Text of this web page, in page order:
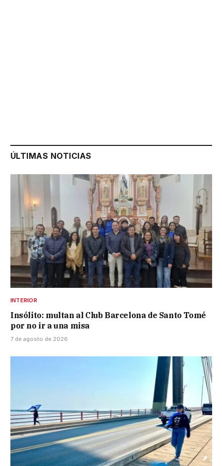
ÚLTIMAS NOTICIAS
INTERIOR
Insólito: multan al Club Barcelona de Santo Tomé
por no ir a una misa
7 de agosto de 2026